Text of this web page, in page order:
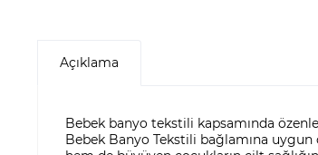
Açıklama
Bebek banyo tekstili kapsamında
Bebek Banyo Tekstili bağlamına